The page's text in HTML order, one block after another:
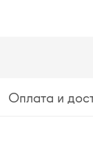
Оплата и